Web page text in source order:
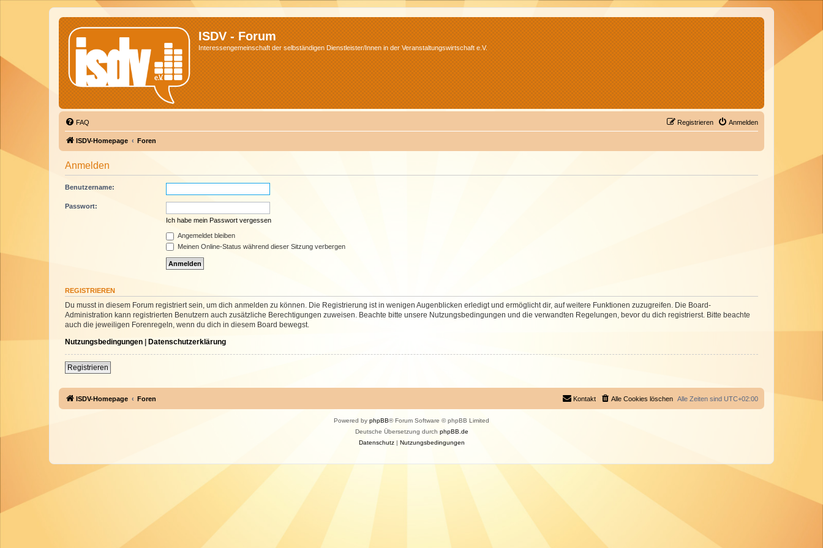
ISDV - Forum
Interessengemeinschaft der selbständigen Dienstleister/Innen in der Veranstaltungswirtschaft e.V.
FAQ Anmelden
Registrieren
ISDV-Homepage Foren
Anmelden
Benutzername:
Passwort:
Ich habe mein Passwort vergessen
Angemeldet bleiben
Meinen Online-Status während dieser Sitzung verbergen
REGISTRIEREN
Du musst in diesem Forum registriert sein, um dich anmelden zu können. Die Registrierung ist in wenigen Augenblicken erledigt und ermöglicht dir, auf weitere Funktionen zuzugreifen. Die Board-
Administration kann registrierten Benutzern auch zusätzliche Berechtigungen zuweisen. Beachte bitte unsere Nutzungsbedingungen und die verwandten Regelungen, bevor du dich registrierst. Bitte beachte
auch die jeweiligen Forenregeln, wenn du dich in diesem Board bewegst.
Nutzungsbedingungen | Datenschutzerklärung
Registrieren
ISDV-Homepage Foren Alle Zeiten sind UTC+02:00
Alle Cookies löschen
Kontakt
Powered by phpBB® Forum Software © phpBB Limited
Deutsche Übersetzung durch phpBB.de
Datenschutz| Nutzungsbedingungen